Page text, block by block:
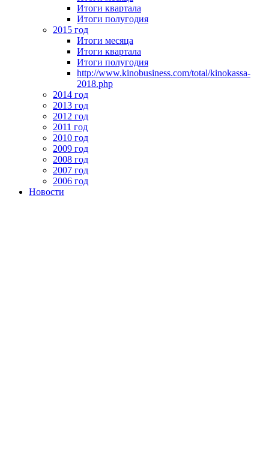
Итоги квартала
Итоги полугодия
2015 год
Итоги месяца
Итоги квартала
Итоги полугодия
http://www.kinobusiness.com/total/kinokassa-
2018.php
2014 год
2013 год
2012 год
2011 год
2010 год
2009 год
2008 год
2007 год
2006 год
Новости